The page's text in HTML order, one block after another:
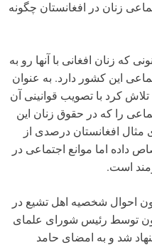
زنان در افغانستان چگونه
که زنان افغانی با آنها رو به
این کشور دارد. به عنوان
کرد با تصویب قوانینی آن
را که در حقوق زنان این
افغانستان درصدی از
داده اما موانع اجتماعی در
است.
احوال شخصیه اهل تشیع در
توسط رئیس شورای علمای
در سال ۲۰۰۹ پیشنهاد شد و به امضای حامد